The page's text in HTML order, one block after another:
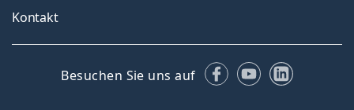
Kontakt
Besuchen Sie uns auf Facebook
YouTubeLinkedIn